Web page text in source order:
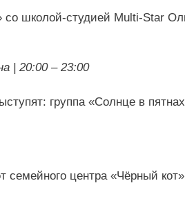
со школой-студией Multi-Star
| 20:00 – 23:00
группа «Солнце в
семейного центра «Чёрный